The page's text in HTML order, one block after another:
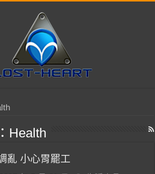
Health
亂 小心胃罷工